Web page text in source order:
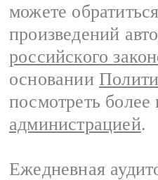
можете
произведений
российского
основании
посмотреть
администрацией.
Ежедневная